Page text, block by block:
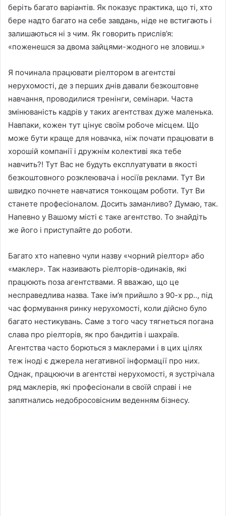
беріть багато варіантів. Як показує практика, що ті, хто
бере надто багато на себе завдань, ніде не встигають і
залишаються ні з чим. Як говорить прислів’я:
«поженешся за двома зайцями-жодного не зловиш.»
Я починала працювати ріелтором в агентстві
нерухомості, де з перших днів давали безкоштовне
навчання, проводилися тренінги, семінари. Часта
змінюваність кадрів у таких агентствах дуже маленька.
Навпаки, кожен тут цінує своїм робоче місцем. Що
може бути краще для новачка, ніж почати працювати в
хорошій компанії і дружнім колективі яка тебе
навчить?! Тут Вас не будуть експлуатувати в якості
безкоштовного розклеювача і носіїв реклами. Тут Ви
швидко почнете навчатися тонкощам роботи. Тут Ви
станете професіоналом. Досить заманливо? Думаю, так.
Напевно у Вашому місті є таке агентство. То знайдіть
же його і приступайте до роботи.
Багато хто напевно чули назву «чорний ріелтор» або
«маклер». Так називають ріелторів-одинаків, які
працюють поза агентствами. Я вважаю, що це
несправедлива назва. Таке ім’я прийшло з 90-х рр.., під
час формування ринку нерухомості, коли дійсно було
багато нестикувань. Саме з того часу тягнеться погана
слава про ріелторів, як про бандитів і шахраїв.
Агентства часто борються з маклерами і в цих цілях
теж іноді є джерела негативної інформації про них.
Однак, працюючи в агентстві нерухомості, я зустрічала
ряд маклерів, які професіонали в своїй справі і не
запятнались недобросовісним веденням бізнесу.